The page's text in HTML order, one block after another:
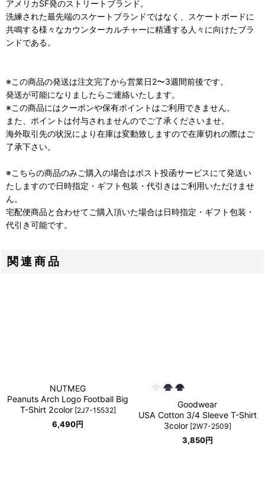
アメリカSF発のストリートブランド。
洗練された最先端のスケートブランドではなく、スケートボードに
共鳴する様々なカウンターカルチャーに精通する人々に向けたブラ
ンドである。
※この商品の発送は注文完了から営業日2〜3週間前後です。
発送が可能になりましたらご連絡いたします。
※この商品にはクーポンや保有ポイントはご利用できません。
また、ポイントは付与されませんのでご了承くださいませ。
海外取引先の状況により在庫は変動致しますので在庫切れの際はご
了承下さい。
※こちらの商品のみご購入の場合はポスト投函サービスにて発送い
たしますので日時指定・ギフト包装・代引きはご利用いただけませ
ん。
宅配便商品と合わせてご購入頂いた場合は日時指定・ギフト包装・
代引き可能です。
関連商品
NUTMEG
Peanuts Arch Logo Football Big
T-Shirt 2color [2J7-15532]
6,490円
Goodwear
USA Cotton 3/4 Sleeve T-Shirt
3color [2W7-2509]
3,850円